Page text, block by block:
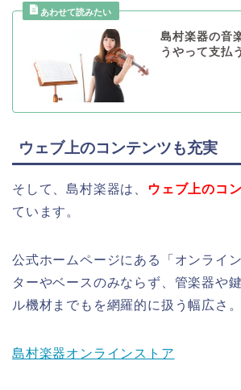
島村楽器の音
うやって支払
ウェブ上のコンテンツも充実
そして、島村楽器は、 ウェブ上のコ
ています。
公式ホームページにある「オンライ
ターやベースのみならず、管楽器や
ル機材までもを網羅的に扱う幅広さ。
島村楽器オンラインストア